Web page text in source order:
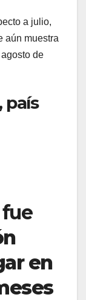
a julio,
aún muestra
de
país
en